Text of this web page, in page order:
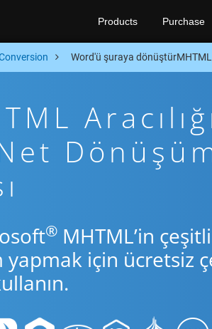
Products Purchase
Word'ü şuraya
® MHTML’in
yapmak için ücretsiz